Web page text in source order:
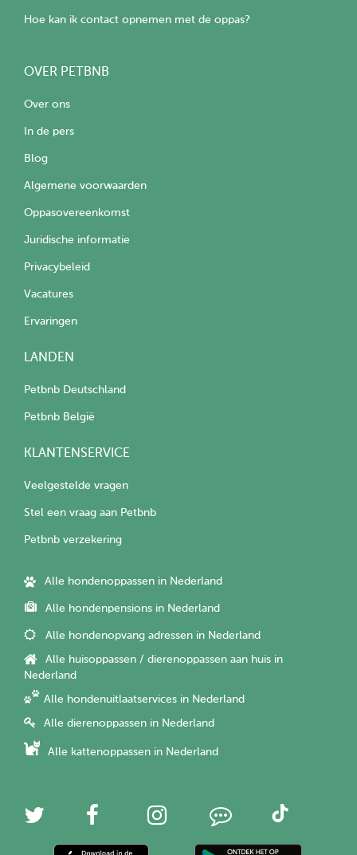
Hoe kan ik contact opnemen met de oppas?
OVER PETBNB
Over ons
In de pers
Blog
Algemene voorwaarden
Oppasovereenkomst
Juridische informatie
Privacybeleid
Vacatures
Ervaringen
LANDEN
Petbnb Deutschland
Petbnb België
KLANTENSERVICE
Veelgestelde vragen
Stel een vraag aan Petbnb
Petbnb verzekering
Alle hondenoppassen in Nederland
Alle hondenpensions in Nederland
Alle hondenopvang adressen in Nederland
Alle huisoppassen / dierenoppassen aan huis in
Nederland
Alle hondenuitlaatservices in Nederland
Alle dierenoppassen in Nederland
Alle kattenoppassen in Nederland